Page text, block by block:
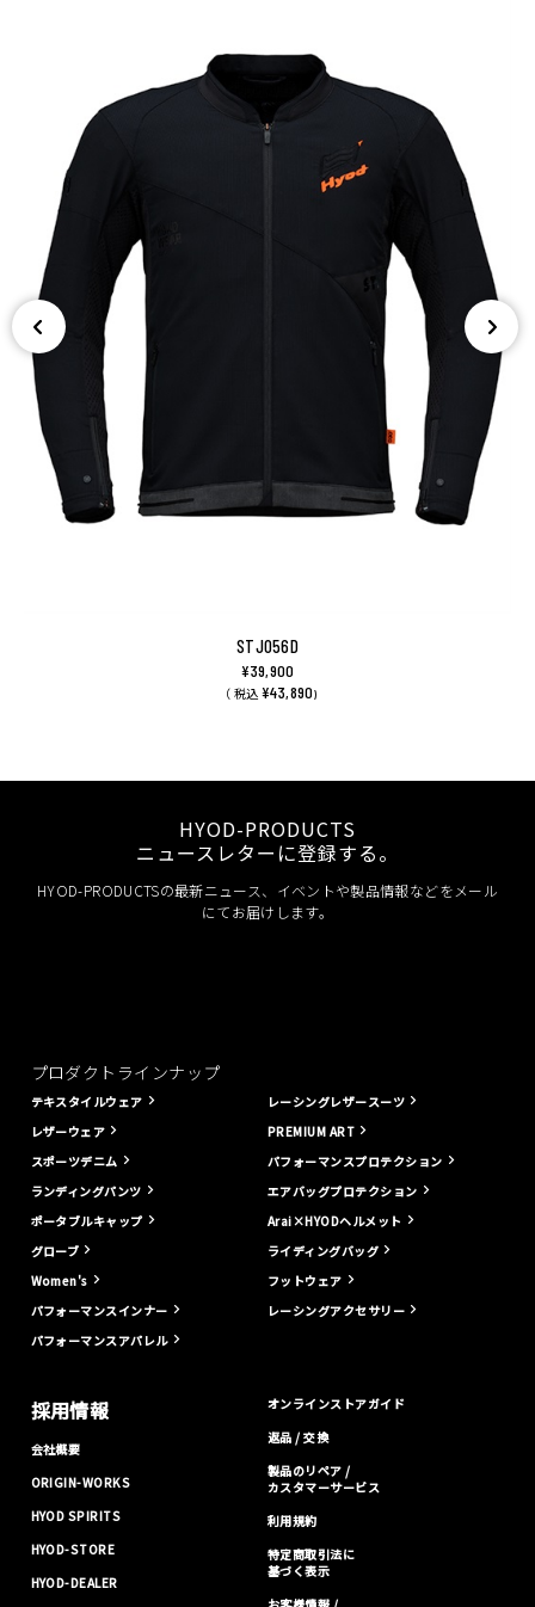
STJ056D
¥39,900
（ 税込 ¥43,890)
HYOD-PRODUCTS
ニュースレターに登録する。
HYOD-PRODUCTSの最新ニュース、イベントや製品情報などをメール
にてお届けします。
プロダクトラインナップ
テキスタイルウェア
レザーウェア
スポーツデニム
ランディングパンツ
ポータブルキャップ
グローブ
Women's
パフォーマンスインナー
パフォーマンスアパレル
レーシングレザースーツ
PREMIUM ART
パフォーマンスプロテクション
エアバッグプロテクション
Arai×HYODヘルメット
ライディングバッグ
フットウェア
レーシングアクセサリー
採用情報
会社概要
ORIGIN-WORKS
HYOD SPIRITS
HYOD-STORE
HYOD-DEALER
オンラインストアガイド
返品 / 交換
製品のリペア /
カスタマーサービス
利用規約
特定商取引法に
基づく表示